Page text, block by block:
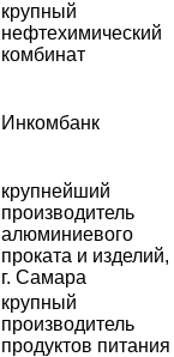
крупный
нефтехимический
комбинат
Инкомбанк
крупнейший
производитель
алюминиевого
проката и изделий,
г. Самара
крупный
производитель
продуктов питания